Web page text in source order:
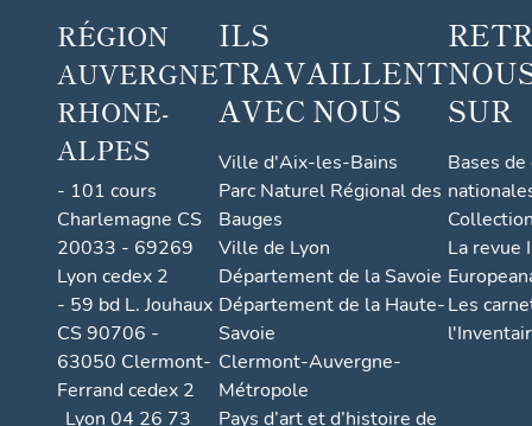
RÉGION
AUVERGNE
RHONE-
ALPES
- 101 cours
Charlemagne CS
20033 - 69269
Lyon cedex 2
- 59 bd L. Jouhaux
CS 90706 -
63050 Clermont-
Ferrand cedex 2
Lyon 04 26 73
ILS
TRAVAILLENT
AVEC NOUS
Ville d'Aix-les-Bains
Parc Naturel Régional des
Bauges
Ville de Lyon
Département de la Savoie
Département de la Haute-
Savoie
Clermont-Auvergne-
Métropole
Pays d’art et d’histoire de
SUR
Bases
La revue
Les